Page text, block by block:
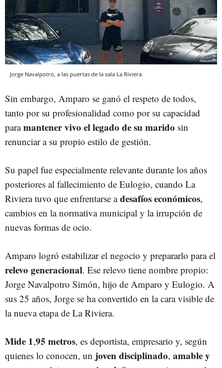
Jorge Navalpotro, a las puertas de la sala La Riviera.
Sin embargo, Amparo se ganó el respeto de todos,
tanto por su profesionalidad como por su capacidad
paramantener vivo el legado de su marido sin
renunciar a su propio estilo de gestión.
Su papel fue especialmente relevante durante los años
posteriores al fallecimiento de Eulogio, cuando La
Riviera tuvo que enfrentarse adesafíos económicos,
cambios en la normativa municipal y la irrupción de
nuevas formas de ocio.
Amparo logró estabilizar el negocio y prepararlo para el
relevo generacional. Ese relevo tiene nombre propio:
Jorge Navalpotro Simón, hijo de Amparo y Eulogio. A
sus 25 años, Jorge se ha convertido en la cara visible de
la nueva etapa de La Riviera.
Mide 1,95 metros, es deportista, empresario y, según
quienes lo conocen, un joven disciplinado, amable y